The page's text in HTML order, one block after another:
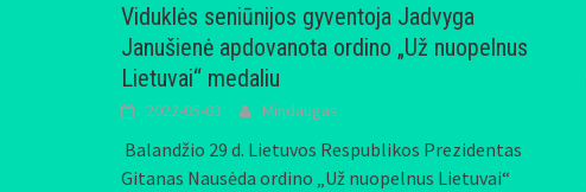
Viduklės seniūnijos gyventoja Jadvyga
Janušienė apdovanota ordino „Už nuopelnus
Lietuvai“ medaliu
2022-05-03 Mindaugas
Balandžio 29 d. Lietuvos Respublikos Prezidentas
Gitanas Nausėda ordino „Už nuopelnus Lietuvai“